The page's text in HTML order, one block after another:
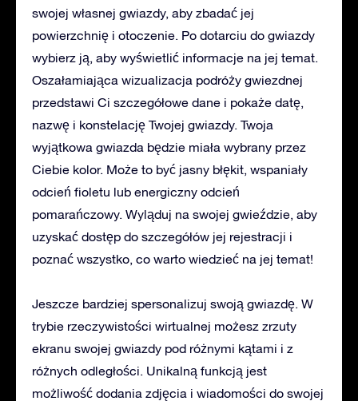
swojej własnej gwiazdy, aby zbadać jej
powierzchnię i otoczenie. Po dotarciu do gwiazdy
wybierz ją, aby wyświetlić informacje na jej temat.
Oszałamiająca wizualizacja podróży gwiezdnej
przedstawi Ci szczegółowe dane i pokaże datę,
nazwę i konstelację Twojej gwiazdy. Twoja
wyjątkowa gwiazda będzie miała wybrany przez
Ciebie kolor. Może to być jasny błękit, wspaniały
odcień fioletu lub energiczny odcień
pomarańczowy. Wyląduj na swojej gwieździe, aby
uzyskać dostęp do szczegółów jej rejestracji i
poznać wszystko, co warto wiedzieć na jej temat!
Jeszcze bardziej spersonalizuj swoją gwiazdę. W
trybie rzeczywistości wirtualnej możesz zrzuty
ekranu swojej gwiazdy pod różnymi kątami i z
różnych odległości. Unikalną funkcją jest
możliwość dodania zdjęcia i wiadomości do swojej